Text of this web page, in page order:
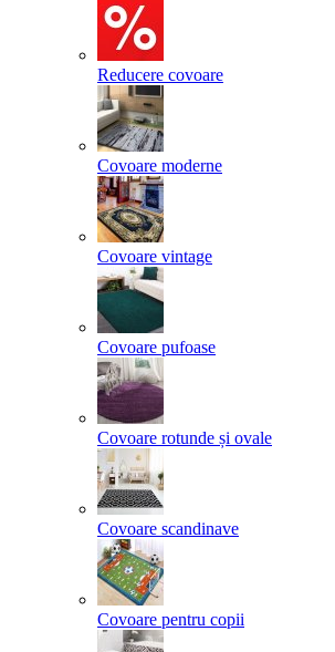
Reducere covoare
Covoare moderne
Covoare vintage
Covoare pufoase
Covoare rotunde și ovale
Covoare scandinave
Covoare pentru copii